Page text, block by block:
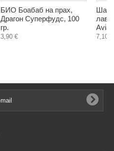
БИО Боабаб на прах,
Драгон Суперфудс, 100
гр.
3,90 €
Avia,
7,10 €